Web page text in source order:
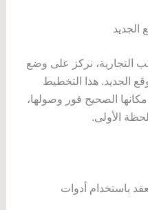
الجديد
التجارية، نركز على وضع
الجديد. هذا التخطيط
الصحيح فور وصولها،
الأولى.
باستخدام أدوات